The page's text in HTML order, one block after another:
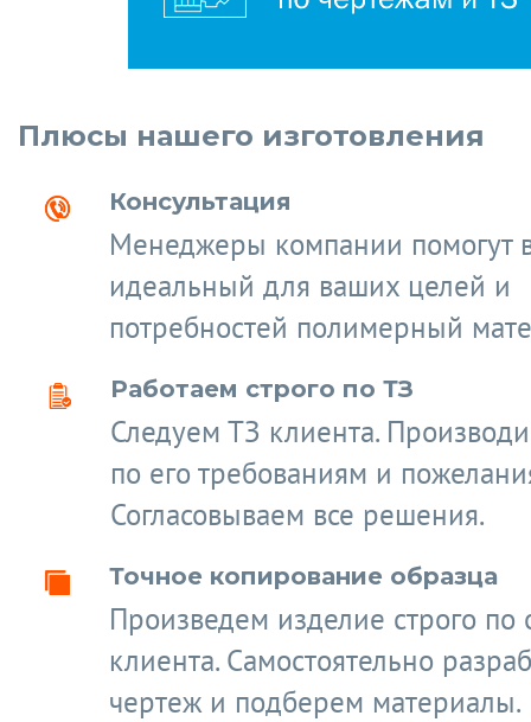
Плюсы нашего изготовления
Консультация
Менеджеры компании помогут
идеальный для ваших целей и
потребностей полимерный
Работаем строго по ТЗ
Следуем ТЗ клиента.
по его требованиям и
Согласовываем все решения.
Точное копирование образца
Произведем изделие строго по
клиента. Самостоятельно
чертеж и подберем материалы.